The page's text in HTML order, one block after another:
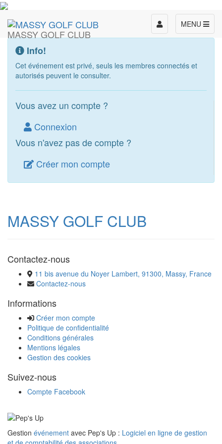
MASSY GOLF CLUB
MENU
Toggle
navigation
Info!
Cet événement est privé, seuls les membres connectés et
autorisés peuvent le consulter.
Vous avez un compte ?
Connexion
Vous n'avez pas de compte ?
Créer mon compte
MASSY GOLF CLUB
Contactez-nous
11 bis avenue du Noyer Lambert, 91300, Massy, France
Contactez-nous
Informations
Créer mon compte
Politique de confidentialité
Conditions générales
Mentions légales
Gestion des cookies
Suivez-nous
Compte Facebook
Gestion événement avec Pep's Up : Logiciel en ligne de gestion